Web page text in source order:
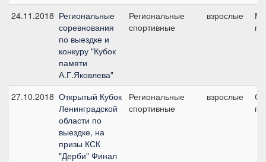
24.11.2018 Региональные
соревнования
по выездке и
конкуру "Кубок
памяти
А.Г.Яковлева"
Региональные
спортивные
взрослые
27.10.2018 Открытый Кубок
Ленинградской
области по
выездке, на
призы КСК
"Дерби" Финал
Региональные
спортивные
взрослые